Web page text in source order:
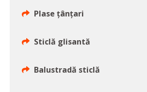
Plase ţânţari
Sticlă glisantă
Balustradă sticlă